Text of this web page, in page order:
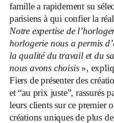
famille a rapidement su
parisiens à qui confier la
Notre expertise de
horlogerie nous a permis
la qualité du travail et du
nous avons choisis»,
Fiers de présenter des
et “au prix juste”, rassurés
leurs clients sur ce premier
créations uniques de plus